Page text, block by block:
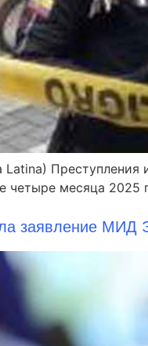
Latina)
четыре месяца 2025
заявление МИД